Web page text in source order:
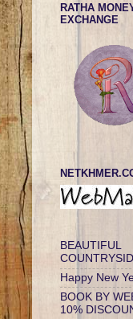
RATHA
EXCHANGE
BEAUTIFUL
Happy New
BOOK BY
10%